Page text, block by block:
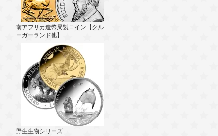
南アフリカ造幣局製コイン【クル
ーガーランド他】
野生生物シリーズ